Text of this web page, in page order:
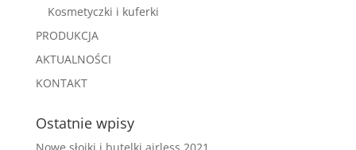
Kosmetyczki i kuferki
PRODUKCJA
AKTUALNOŚCI
KONTAKT
Ostatnie wpisy